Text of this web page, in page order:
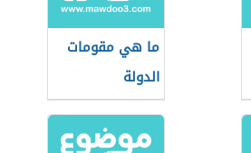
ما هي مقومات
الدولة